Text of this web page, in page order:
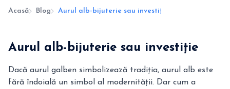
Acasă Blog Aurul alb-bijuterie sau investiție
Aurul alb-bijuterie sau investiție
Dacă aurul galben simbolizează tradiția, aurul alb este
fără îndoială un simbol al modernității. Dar cum a